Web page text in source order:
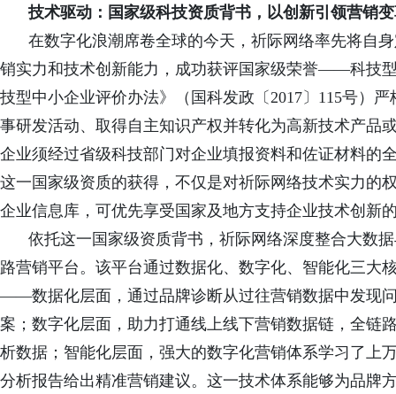
技术驱动：国家级科技资质背书，以创新引领营销
在数字化浪潮席卷全球的今天，祈际网络率先将自
销实力和技术创新能力，成功获评国家级荣誉——科技
技型中小企业评价办法》（国科发政〔2017〕115号）
事研发活动、取得自主知识产权并转化为高新技术产品
企业须经过省级科技部门对企业填报资料和佐证材料的
这一国家级资质的获得，不仅是对祈际网络技术实力的
企业信息库，可优先享受国家及地方支持企业技术创新
依托这一国家级资质背书，祈际网络深度整合大数
路营销平台。该平台通过数据化、数字化、智能化三大
——数据化层面，通过品牌诊断从过往营销数据中发现
案；数字化层面，助力打通线上线下营销数据链，全链
析数据；智能化层面，强大的数字化营销体系学习了上
分析报告给出精准营销建议。这一技术体系能够为品牌